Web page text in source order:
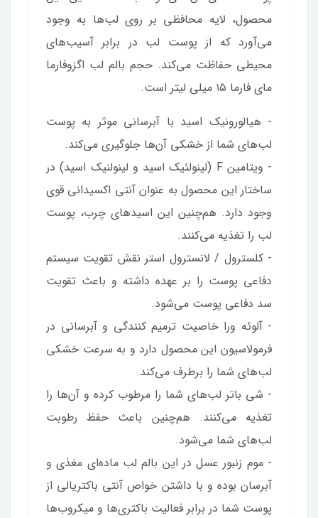
محصول، لایه محافظی بر روی لب‌ها به وجود
می‌آورد که از پوست لب در برابر آسیب‌های
محیطی حفاظت می‌کند. حجم بالم لب اگزوفارما
مای فارما ۱۵ میلی لیتر است.
- هیالورونیک اسید با آبرسانی موثر به پوست
لب‌های شما از خشکی آن‌ها جلوگیری می‌کند.
- ویتامین F (لینولئیک اسید و لینولنیک اسید) در
ساختار این محصول به عنوان آنتی اکسیدانی قوی
وجود دارد. هم‌چنین این اسیدهای چرب، پوست
لب را تغذیه می‌کنند.
- کلسترول / لانسترول استر نقش تقویت سیستم
دفاعی پوست را بر عهده داشته و باعث تقویت
سد دفاعی پوست می‌شود.
- آلوئه ورا خاصیت ترمیم کنندگی و آبرسانی در
فرمولاسیون این محصول دارد و به سرعت خشکی
لب‌های شما را برطرف می‌کند.
- شی باتر لب‌های شما را مرطوب کرده و آن‌ها را
تغذیه می‌کنند. هم‌چنین باعث حفظ رطوبت
لب‌های شما می‌شود.
- موم زنبور عسل در این بالم لب ماده‌ای مغذی و
آبرسان بوده و با داشتن خواص آنتی باکتریالی از
پوست شما در برابر فعالیت باکتری‌ها و میکروب‌ها